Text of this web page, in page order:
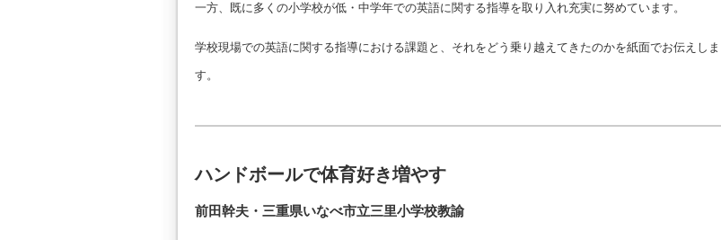
一方、既に多くの小学校が低・中学年での英語に関する指導を取り入れ充実に努めています。
学校現場での英語に関する指導における課題と、それをどう乗り越えてきたのかを紙面でお伝えしま
す。
ハンドボールで体育好き増やす
前田幹夫・三重県いなべ市立三里小学校教諭